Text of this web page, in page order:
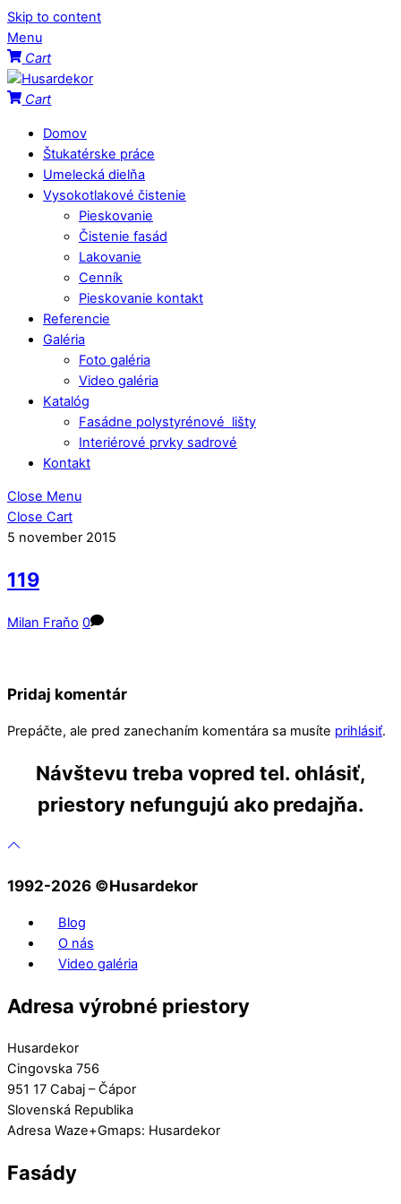
Skip to content
Menu
Cart
Cart
Domov
Štukatérske práce
Umelecká dielňa
Vysokotlakové čistenie
Pieskovanie
Čistenie fasád
Lakovanie
Cenník
Pieskovanie kontakt
Referencie
Galéria
Foto galéria
Video galéria
Katalóg
Fasádne polystyrénové lišty
Interiérové prvky sadrové
Kontakt
Close Menu
Close Cart
5 november 2015
119
Milan Fraňo 0
Pridaj komentár
Prepáčte, ale pred zanechaním komentára sa musíte prihlásiť.
Návštevu treba vopred tel. ohlásiť,
priestory nefungujú ako predajňa.
1992-2026 ©️Husardekor
Blog
O nás
Video galéria
Adresa výrobné priestory
Husardekor
Cingovska 756
951 17 Cabaj – Čápor
Slovenská Republika
Adresa Waze+Gmaps: Husardekor
Fasády